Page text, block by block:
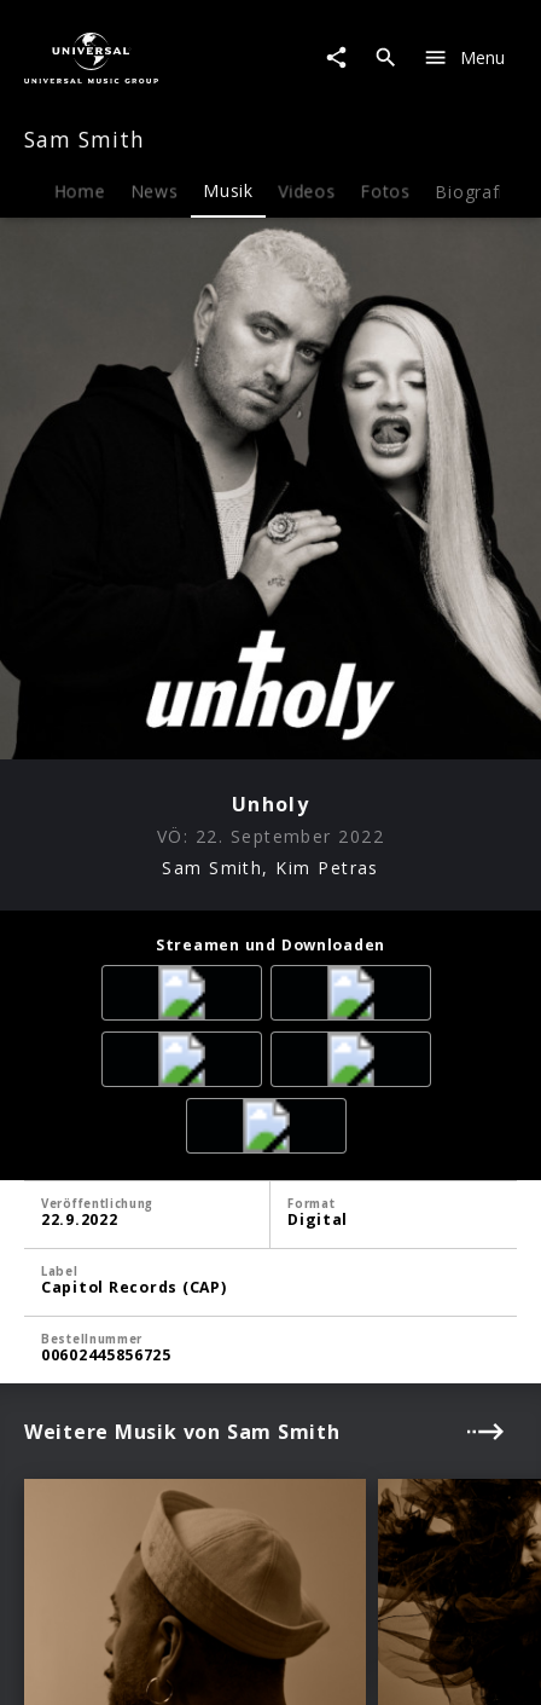
Musik
Unholy
Menu
Sam Smith
Home News Musik Videos Fotos Biografie
Unholy
VÖ: 22. September 2022
Sam Smith, Kim Petras
Streamen und Downloaden
Veröffentlichung
22.9.2022
Format
Digital
Label
Capitol Records (CAP)
Bestellnummer
00602445856725
Weitere Musik von Sam Smith